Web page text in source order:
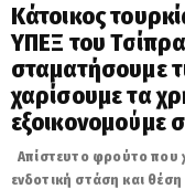
Κάτοικος
ΥΠΕΞ του
σταματήσουμε
χαρίσουμε τα
εξοικονομούμε
Απίστευτο φρούτο που
ενδοτική στάση και